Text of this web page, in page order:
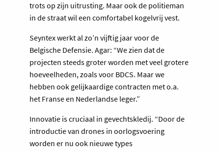
trots op zijn uitrusting. Maar ook de politieman
in de straat wil een comfortabel kogelvrij vest.
Seyntex werkt al zo’n vijftig jaar voor de
Belgische Defensie. Agar: “We zien dat de
projecten steeds groter worden met veel grotere
hoeveelheden, zoals voor BDCS. Maar we
hebben ook gelijkaardige contracten met o.a.
het Franse en Nederlandse leger.”
Innovatie is cruciaal in gevechtskledij. “Door de
introductie van drones in oorlogsvoering
worden er nu ook nieuwe types